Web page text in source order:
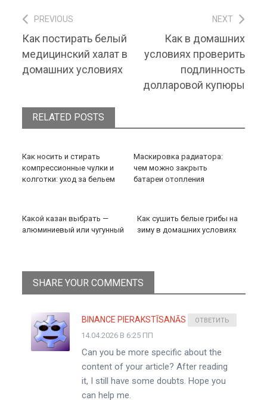
Навигация по записям
PREVIOUS
Previous post:
Как постирать белый
медицинский халат в
домашних условиях
NEXT
Next post:
Как в домашних
условиях проверить
подлинность
долларовой купюры
RELATED POSTS
Как носить и стирать
компрессионные чулки и
колготки: уход за бельем
Маскировка радиатора:
чем можно закрыть
батареи отопления
Какой казан выбрать —
алюминиевый или чугунный
Как сушить белые грибы на
зиму в домашних условиях
SHARE YOUR COMMENTS
BINANCE PIERAKSTĪSANĀS BONUSS
14.04.2026 В 6:25 ПП
Can you be more specific about the
content of your article? After reading
it, I still have some doubts. Hope you
can help me.
ОТВЕТИТЬ